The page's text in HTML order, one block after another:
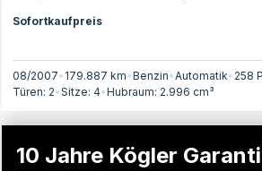
Sofortkaufpreis
08/2007• 179.887 km•Benzin•Automatik• 258
Türen: 2•Sitze: 4•Hubraum: 2.996 cm³
10 Jahre Kögler